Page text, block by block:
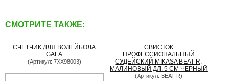
СМОТРИТЕ ТАКЖЕ:
СЧЕТЧИК ДЛЯ ВОЛЕЙБОЛА
GALA
(Артикул: 7XX98003)
СВИСТОК
ПРОФЕССИОНАЛЬНЫЙ
СУДЕЙСКИЙ MIKASA BEAT-R,
МАЛИНОВЫЙ ДЛ. 5 СМ ЧЕРНЫЙ
(Артикул: BEAT-R)